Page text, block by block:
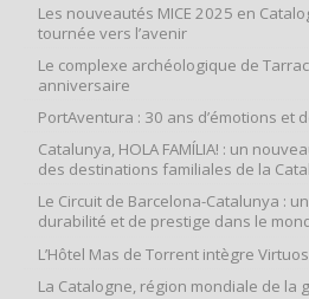
Les nouveautés MICE 2025 en
tournée vers l’avenir
Le complexe archéologique de
anniversaire
PortAventura : 30 ans d’émotions et
Catalunya, HOLA FAMÍLIA! : un
des destinations familiales de la
Le Circuit de Barcelona-Catalunya :
durabilité et de prestige dans le
L’Hôtel Mas de Torrent intègre
La Catalogne, région mondiale de la